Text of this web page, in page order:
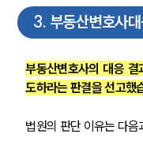
3. 부동산변호사
부동산변호사의 대응
도하라는 판결을 선고했
법원의 판단 이유는 다음